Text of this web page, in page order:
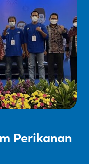
Perikanan